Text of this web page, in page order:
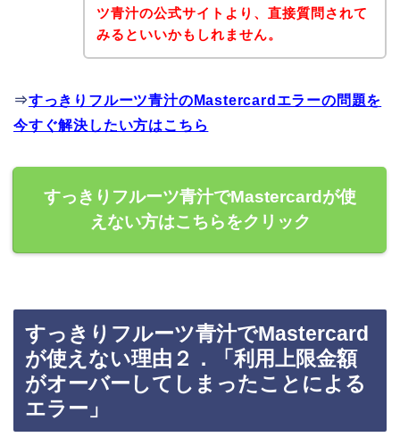
ツ青汁の公式サイトより、直接質問されて
みるといいかもしれません。
⇒すっきりフルーツ青汁のMastercardエラーの問題を
今すぐ解決したい方はこちら
すっきりフルーツ青汁でMastercardが使
えない方はこちらをクリック
すっきりフルーツ青汁でMastercard
が使えない理由２．「利用上限金額
がオーバーしてしまったことによる
エラー」